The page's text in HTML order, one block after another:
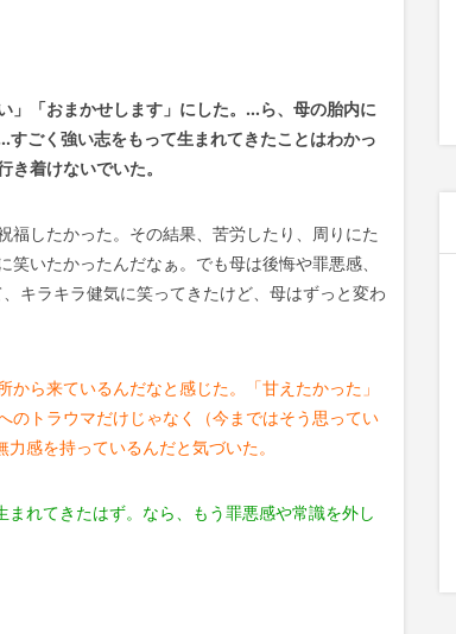
」「おまかせします」にした。…ら、母の胎内に
ごく強い志をもって生まれてきたことはわかっ
着けないでいた。
したかった。その結果、苦労したり、周りにた
いたかったんだなぁ。でも母は後悔や罪悪感、
キラキラ健気に笑ってきたけど、母はずっと変わ
ら来ているんだなと感じた。「甘えたかった」
のトラウマだけじゃなく（今まではそう思ってい
感を持っているんだと気づいた。
れてきたはず。なら、もう罪悪感や常識を外し